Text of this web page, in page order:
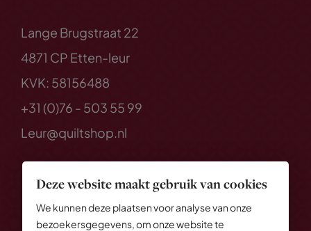
Deze website maakt gebruik van cookies
We kunnen deze plaatsen voor analyse van onze
bezoekersgegevens, om onze website te
Lange Brugstraat 22
4871 CP Etten-leur
KVK: 58156488
+31 (0)76 - 503 55 99
Leur@quiltshop.nl